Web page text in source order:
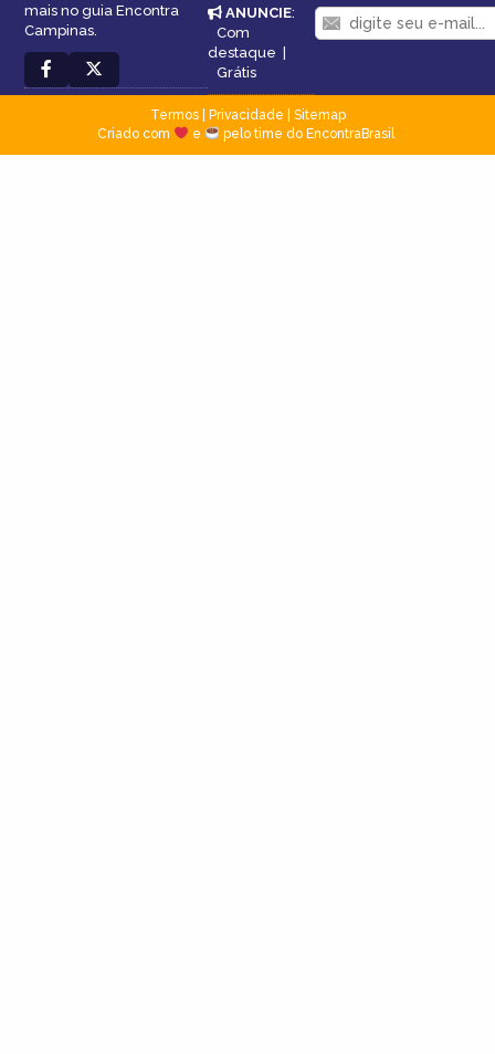
mais no guia Encontra
Campinas.
ANUNCIE:
Com
destaque |
Grátis
Termos| Privacidade
Sitemap
Criado com
e pelo time do EncontraBrasil